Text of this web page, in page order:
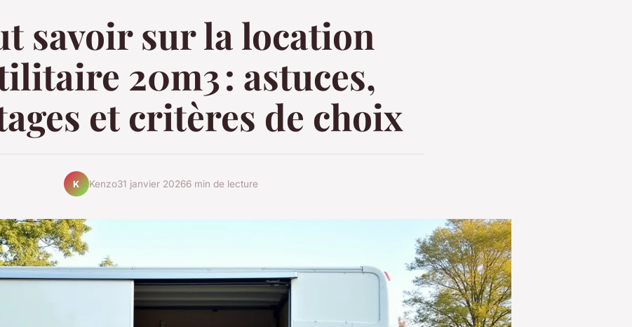
savoir sur la location
20m3 : astuces,
et critères de choix
K Kenzo31 janvier 20266 min de lecture